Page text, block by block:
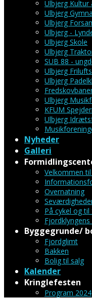
Ulbjerg Kultur
Ulbjerg
Ulbjerg
Ulbjerg -
Ulbjerg Skole
Ulbjerg
SUB 88 -
Ulbjerg
Ulbjerg
Ulbjerg
KFUM
Ulbjerg
Nyheder
Galleri
Velkommen
Overnatning
På cykel og til
Byggegrunde/
Fjordglimt
Bakken
Bolig til salg
Kalender
Kringlefesten
Program 2024